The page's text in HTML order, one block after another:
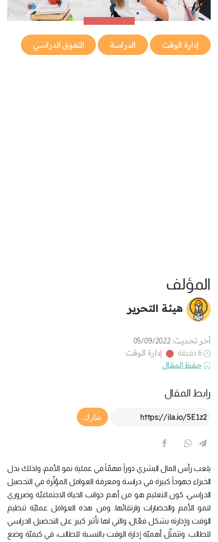
إدارة الوقت الدراسة التفوق الدراسي
المؤلف
هيئة التحرير
آخر تحديث: 05/09/2022
6 دقيقة
إدارة الوقت
حفظ المقال
رابط المقال
Article Link
شارك
يلعب رأس المال البشري دوراً مهمّاً في عملية نمو الأمم، ولذلك بذل
الخبراء جهوداً كبيرة في دراسة ومعرفة العوامل المؤثّرة في التحصيل
الدراسي، كون التعليم هو من أهم جوانب الحياة الاجتماعيّة وضروري
لنمو الأمم والحضارات وارتقائها. ومن هذه العوامل عمليّة تنظيم
الوقت وإدارته بشكل فعّال، والتي لها تأثير كبير على التحصيل الدراسي
للطالب. وتتمثّل أهميّة إدارة الوقت بالنسبة للطالب، في كيفيّة وضع